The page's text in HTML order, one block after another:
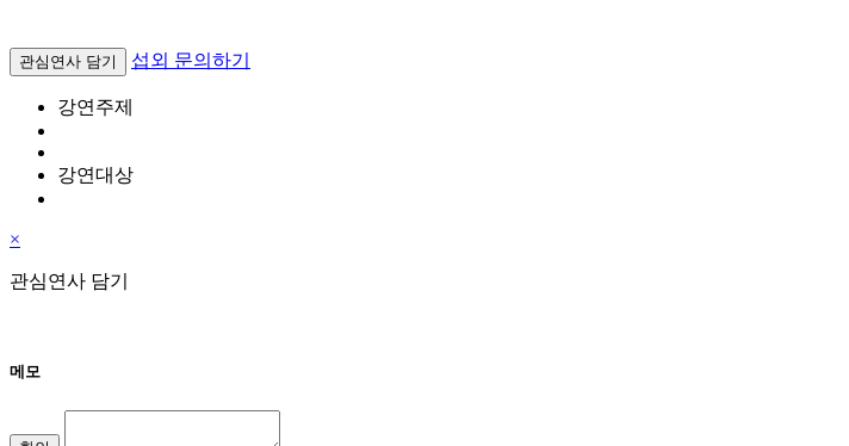
관심연사 담기 섭외 문의하기
강연주제
강연대상
×
관심연사 담기
메모